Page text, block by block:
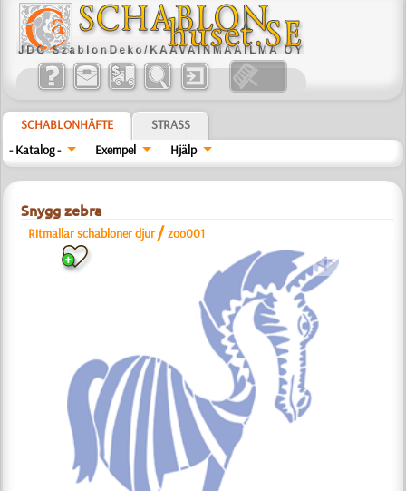
SCHABLONHÄFTE
STRASS
- Katalog -
Exempel Hjälp
Snygg zebra
Ritmallar schabloner djur /zoo001
a